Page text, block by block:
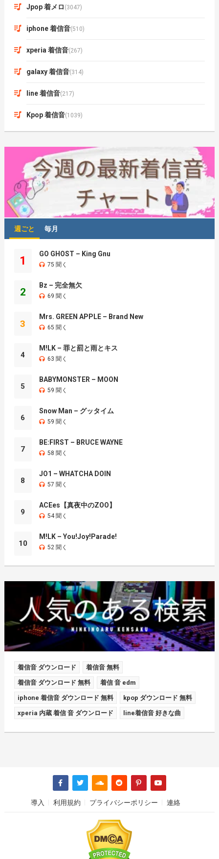
Jpop 着メロ (3047)
iphone 着信音(510)
xperia 着信音(267)
galaxy 着信音(314)
line 着信音(217)
Kpop 着信音(1039)
週ごと 毎月
1
GO GHOST – King Gnu
75 聞く
2
Bz – 完全無欠
69 聞く
3
Mrs. GREEN APPLE – Brand New
65 聞く
4
M!LK – 罪と罰と雨とキス
63 聞く
5
BABYMONSTER – MOON
59 聞く
6
Snow Man – グッタイム
59 聞く
7
BE:FIRST – BRUCE WAYNE
58 聞く
8
JO1 – WHATCHA DOIN
57 聞く
9
ACEes【真夜中のZOO】
54 聞く
10
M!LK – You!Joy!Parade!
52 聞く
着信音 ダウンロード 着信音 無料
着信音 ダウンロード 無料 着信 音 edm
iphone 着信音 ダウンロード 無料 kpop ダウンロード 無料
xperia 内蔵 着信 音 ダウンロード line着信音 好きな曲
導入 利用規約 プライバシーポリシー 連絡